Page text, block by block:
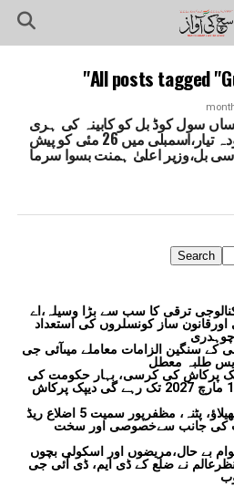
All posts tagged
سول کوڈ بل کو کابینہ کی ہری
جھنڈی، مسودہ تیار،اسمبلی میں 26 مئی کو پیش
بل،وزیر اعلیٰ ہمنت بسوا سرما
Search
ترقی کا سب سے بڑا وسیلہ،اے
اورقانون ساز کونسلروں کی استعداد
کے سنگین الزامات معاملے میںآئی جی
پرکاش کی کرسی، بہار حکومت کی
سفارش پر لیا گیا فیصلہ،اب 16 مارچ 2027 تک رہے گی دیپک پرکاش
بہار کے 5 اضلاع میں ڈینگو کا پھیلاؤ، پٹنہ، مظفرپور سمیت 5 اضلاع ریڈ
کی جانب سےخصوصی اور سخت
بے حال،مریضوں اور اسکولی بچوں
نے ضلع کے ڈی ایم، ڈی آئی جی